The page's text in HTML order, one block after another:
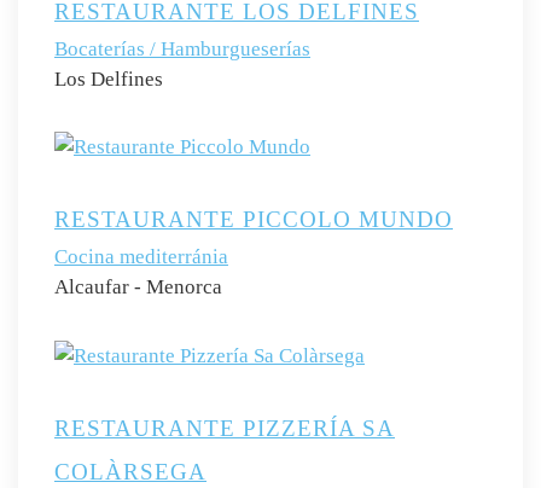
RESTAURANTE LOS DELFINES
Bocaterías / Hamburgueserías
Los Delfines
RESTAURANTE PICCOLO MUNDO
Cocina mediterránia
Alcaufar - Menorca
RESTAURANTE PIZZERÍA SA
COLÀRSEGA